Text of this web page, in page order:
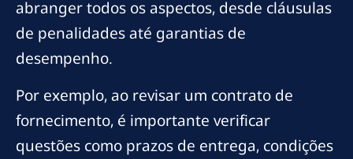
abranger todos os aspectos, desde cláusulas
de penalidades até garantias de
desempenho.
Por exemplo, ao revisar um contrato de
fornecimento, é importante verificar
questões como prazos de entrega, condições